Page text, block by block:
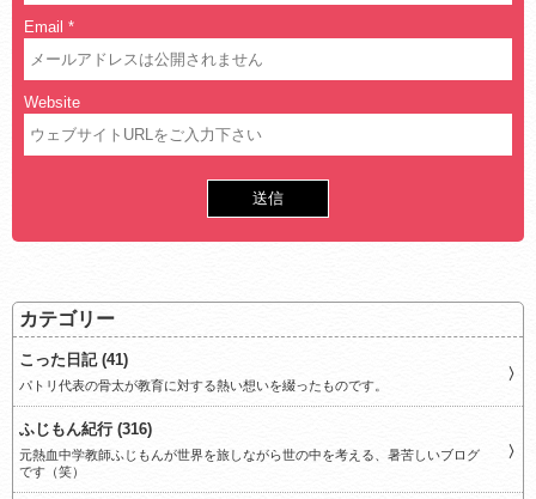
Email *
Website
カテゴリー
こった日記 (41)
パトリ代表の骨太が教育に対する熱い想いを綴ったものです。
ふじもん紀行 (316)
元熱血中学教師ふじもんが世界を旅しながら世の中を考える、暑苦しいブログ
です（笑）